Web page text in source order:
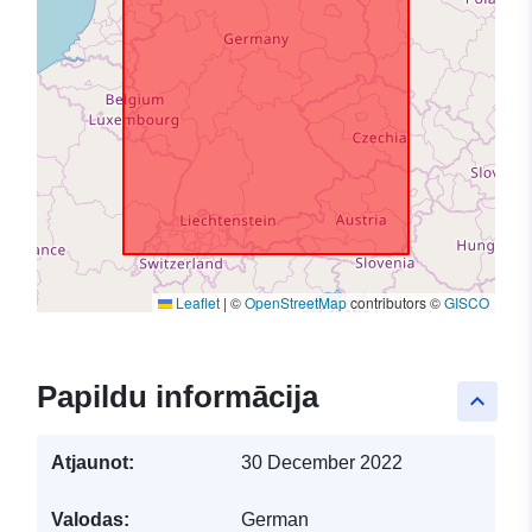
Leaflet | ©OpenStreetMapcontributors ©GISCO
keyboard_arrow_up
Papildu informācija
Atjaunot: 30 December 2022
Valodas: German